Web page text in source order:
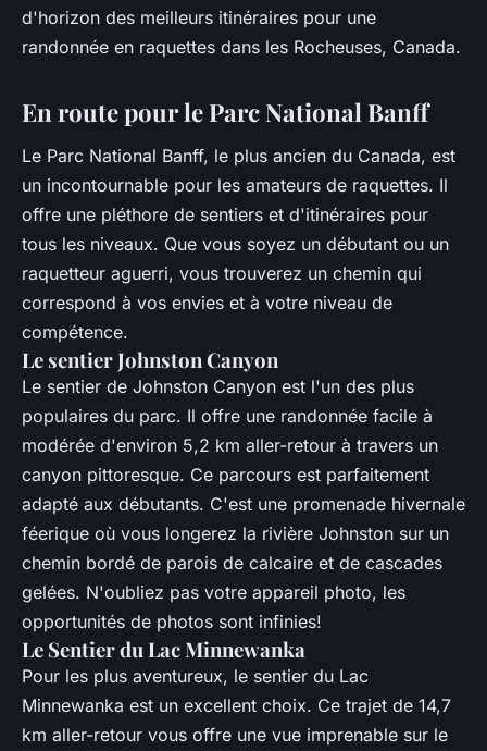
d'horizon des meilleurs itinéraires pour une
randonnée en raquettes dans les Rocheuses, Canada.
En route pour le Parc National Banff
Le Parc National Banff, le plus ancien du Canada, est
un incontournable pour les amateurs de raquettes. Il
offre une pléthore de sentiers et d'itinéraires pour
tous les niveaux. Que vous soyez un débutant ou un
raquetteur aguerri, vous trouverez un chemin qui
correspond à vos envies et à votre niveau de
compétence.
Le sentier Johnston Canyon
Le sentier de Johnston Canyon est l'un des plus
populaires du parc. Il offre une randonnée facile à
modérée d'environ 5,2 km aller-retour à travers un
canyon pittoresque. Ce parcours est parfaitement
adapté aux débutants. C'est une promenade hivernale
féerique où vous longerez la rivière Johnston sur un
chemin bordé de parois de calcaire et de cascades
gelées. N'oubliez pas votre appareil photo, les
opportunités de photos sont infinies!
Le Sentier du Lac Minnewanka
Pour les plus aventureux, le sentier du Lac
Minnewanka est un excellent choix. Ce trajet de 14,7
km aller-retour vous offre une vue imprenable sur le